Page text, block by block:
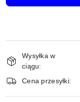
i
dostawa
Wysyłka w
ciągu:
Cena przesyłki: